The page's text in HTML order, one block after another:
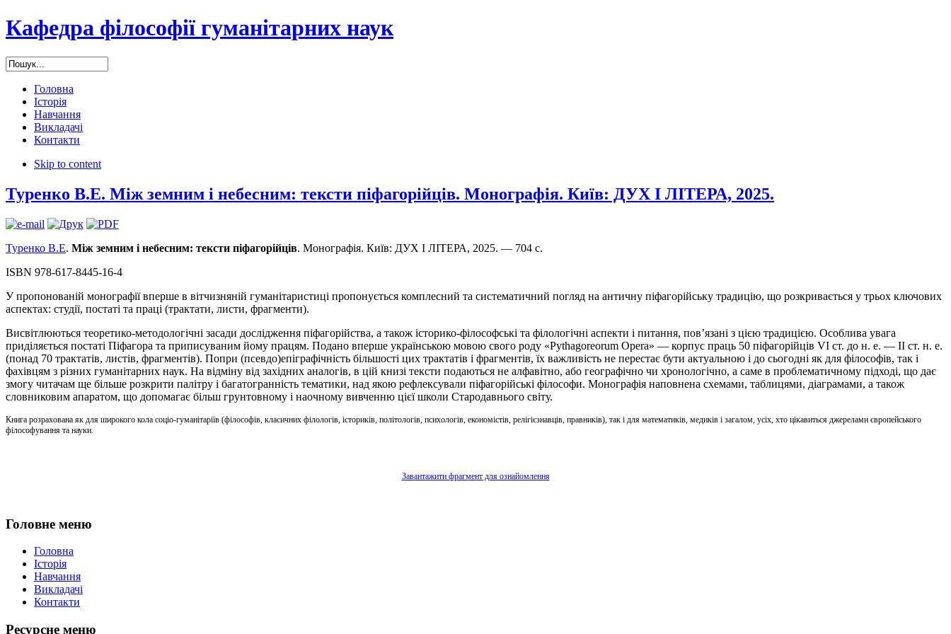
Кафедра філософії гуманітарних наук
Головна
Історія
Навчання
Викладачі
Контакти
Skip to content
Туренко В.Е. Між земним і небесним: тексти піфагорійців. Монографія. Київ: ДУХ I ЛIТЕРА, 2025.
Туренко В.Е. Між земним і небесним: тексти піфагорійців. Монографія. Київ: ДУХ I ЛIТЕРА, 2025. — 704 с.
ISBN 978-617-8445-16-4
У пропонованій монографії вперше в вітчизняній гуманітаристиці пропонується комплесний та систематичний погляд на античну піфагорійську традицію, що розкривається у трьох ключових
аспектах: студії, постаті та праці (трактати, листи, фрагменти).
Висвітлюються теоретико-методологічні засади дослідження піфагорійства, а також історико-філософські та філологічні аспекти і питання, пов’язані з цією традицією. Особлива увага
приділяється постаті Піфагора та приписуваним йому працям. Подано вперше українською мовою свого роду «Pythagoreorum Opera» — корпус праць 50 піфагорійців VI ст. до н. е. — II ст. н. е.
(понад 70 трактатів, листів, фрагментів). Попри (псевдо)епіграфічність більшості цих трактатів і фрагментів, їх важливість не перестає бути актуальною і до сьогодні як для філософів, так і
фахівцям з різних гуманітарних наук. На відміну від західних аналогів, в цій книзі тексти подаються не алфавітно, або географічно чи хронологічно, а саме в проблематичному підході, що дає
змогу читачам ще більше розкрити палітру і багатогранність тематики, над якою рефлексували піфагорійські філософи. Монографія наповнена схемами, таблицями, діаграмами, а також
словниковим апаратом, що допомагає більш грунтовному і наочному вивченню цієї школи Стародавнього світу.
Книга розрахована як для широкого кола соціо-гуманітаріїв (філософів, класичних філологів, істориків, політологів, психологів, економістів, релігієзнавців, правників), так і для математиків, медиків і загалом, усіх, хто цікавиться джерелами європейського
філософування та науки.
Завантажити фрагмент для ознайомлення
Головне меню
Головна
Історія
Навчання
Викладачі
Контакти
Ресурсне меню